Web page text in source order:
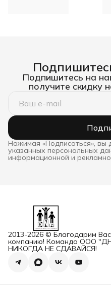
Подпишитесь на
получите скидку
Нажимая «Подписаться», вы
указанных персональных
информационной и
2013-2026 © Благодарим
компанию! Команда ООО
НИКОГДА НЕ СДАВАЙСЯ!